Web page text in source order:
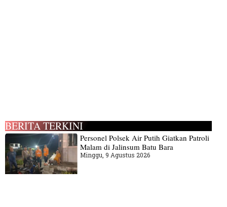
BERITA TERKINI
Personel Polsek Air Putih Giatkan Patroli
Malam di Jalinsum Batu Bara
Minggu, 9 Agustus 2026